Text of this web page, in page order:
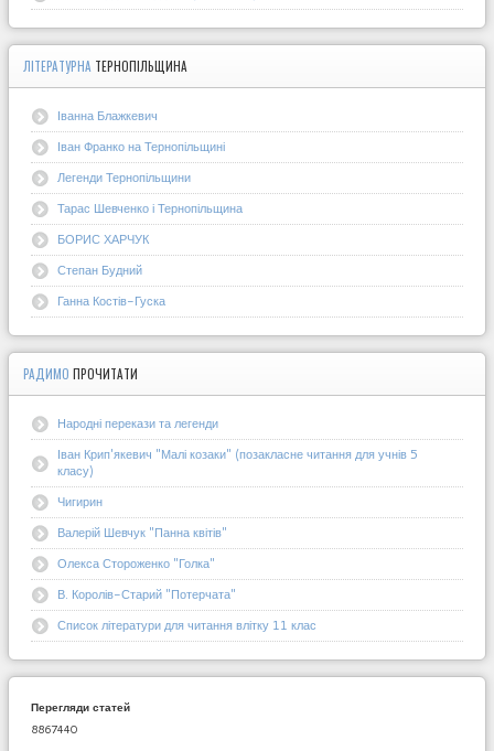
ЛІТЕРАТУРНА ТЕРНОПІЛЬЩИНА
Іванна Блажкевич
Іван Франко на Тернопільщині
Легенди Тернопільщини
Тарас Шевченко і Тернопільщина
БОРИС ХАРЧУК
Степан Будний
Ганна Костів-Гуска
РАДИМО ПРОЧИТАТИ
Народні перекази та легенди
Іван Крип'якевич "Малі козаки" (позакласне читання для учнів 5
класу)
Чигирин
Валерій Шевчук "Панна квітів"
Олекса Стороженко "Голка"
В. Королів-Старий "Потерчата"
Список літератури для читання влітку 11 клас
Перегляди статей
8867440